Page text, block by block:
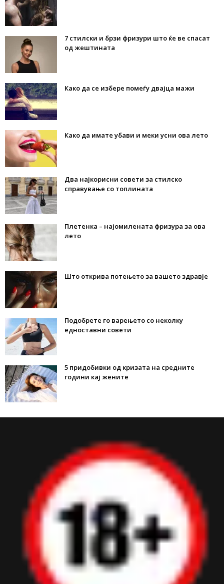
7 стилски и брзи фризури што ќе ве спасат
од жештината
Како да се избере помеѓу двајца мажи
Како да имате убави и меки усни ова лето
Два најкорисни совети за стилско
справување со топлината
Плетенка – најомилената фризура за ова
лето
Што открива потењето за вашето здравје
Подобрете го варењето со неколку
едноставни совети
5 придобивки од кризата на средните
години кај жените